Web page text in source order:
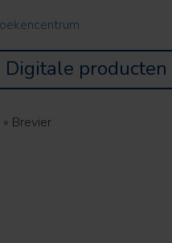
Digitale producten
» Brevier